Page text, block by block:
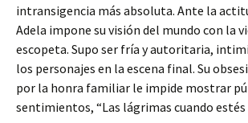
intransigencia más absoluta. Ante la
Adela impone su visión del mundo con la
escopeta. Supo ser fría y autoritaria,
los personajes en la escena final. Su
por la honra familiar le impide mostrar
sentimientos, “Las lágrimas cuando estés